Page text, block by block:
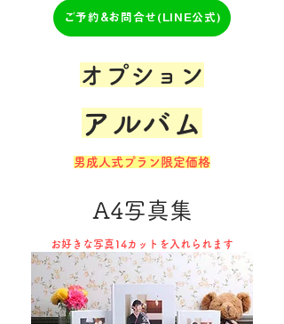
ご予約&お問合せ(LINE公式)
​オプション
アルバム
男成人式プラン限定価格
A4写真集
お好きな写真14​カットを入れられます